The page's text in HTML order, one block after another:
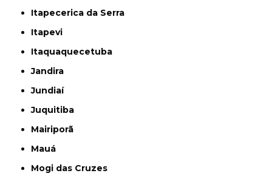
Itapecerica da Serra
Itapevi
Itaquaquecetuba
Jandira
Jundiaí
Juquitiba
Mairiporã
Mauá
Mogi das Cruzes